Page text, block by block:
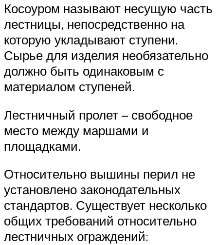
Косоуром называют несущую часть
лестницы, непосредственно на
которую укладывают ступени.
Сырье для изделия необязательно
должно быть одинаковым с
материалом ступеней.
Лестничный пролет – свободное
место между маршами и
площадками.
Относительно вышины перил не
установлено законодательных
стандартов. Существует несколько
общих требований относительно
лестничных ограждений: